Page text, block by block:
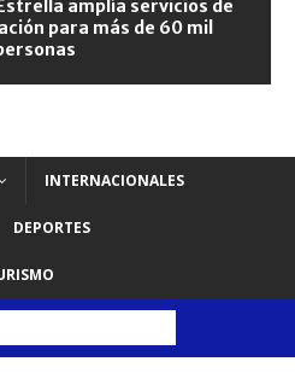
amplía servicios de
para más de 60 mil
INTERNACIONALES
DEPORTES